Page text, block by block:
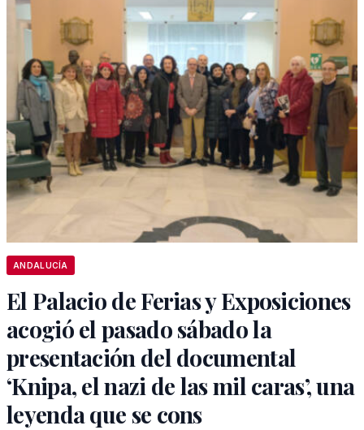
ANDALUCÍA
El Palacio de Ferias y Exposiciones
acogió el pasado sábado la
presentación del documental
‘Knipa, el nazi de las mil caras’, una
leyenda que se cons